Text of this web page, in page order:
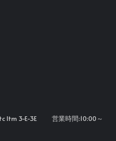
Itm 3-E-3E 営業時間:10:00～